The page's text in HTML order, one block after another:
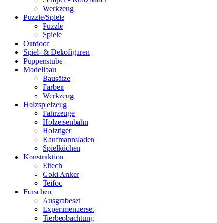
Werkzeug
Puzzle/Spiele
Puzzle
Spiele
Outdoor
Spiel- & Dekofiguren
Puppenstube
Modellbau
Bausätze
Farben
Werkzeug
Holzspielzeug
Fahrzeuge
Holzeisenbahn
Holztiger
Kaufmannsladen
Spielküchen
Konstruktion
Eitech
Goki Anker
Teifoc
Forschen
Ausgrabeset
Experimentierset
Tierbeobachtung